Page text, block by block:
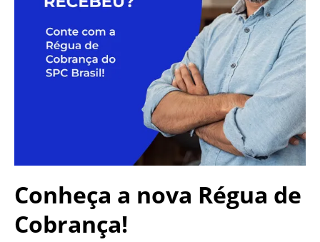
Conheça a nova Régua de
Cobrança!